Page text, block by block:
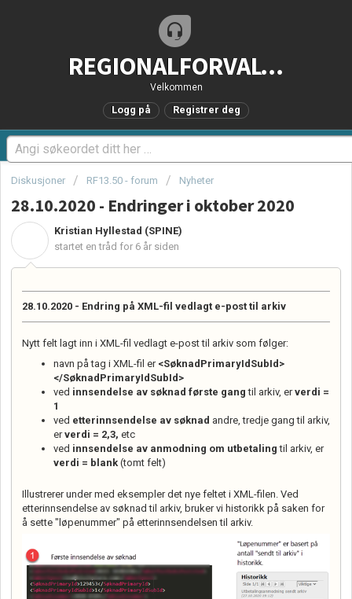
REGIONALFORVALTNING.no - Brukerstøtteportal
Velkommen
Logg på Registrer deg
Diskusjoner RF13.50 - forum Nyheter
28.10.2020 - Endringer i oktober 2020
Kristian Hyllestad (SPINE)
startet en tråd for 6 år siden
28.10.2020 - Endring på XML-fil vedlagt e-post til arkiv
Nytt felt lagt inn i XML-fil vedlagt e-post til arkiv som følger:
navn på tag i XML-fil er <SøknadPrimaryIdSubId>
</SøknadPrimaryIdSubId>
ved innsendelse av søknad første gang til arkiv, erverdi =
1
ved etterinnsendelse av søknad andre, tredje gang til arkiv,
erverdi = 2,3, etc
ved innsendelse av anmodning om utbetaling til arkiv, er
verdi = blank (tomt felt)
Illustrerer under med eksempler det nye feltet i XML-filen. Ved
etterinnsendelse av søknad til arkiv, bruker vi historikk på saken for
å sette "løpenummer" på etterinnsendelsen til arkiv.